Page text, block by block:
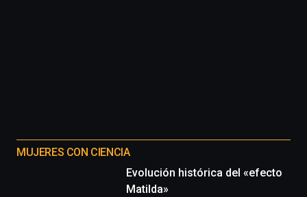
MUJERES CON CIENCIA
Evolución histórica del «efecto
Matilda»